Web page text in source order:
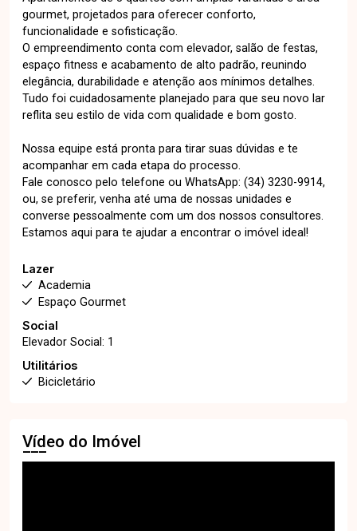
gourmet, projetados para oferecer conforto,
funcionalidade e sofisticação.
O empreendimento conta com elevador, salão de festas,
espaço fitness e acabamento de alto padrão, reunindo
elegância, durabilidade e atenção aos mínimos detalhes.
Tudo foi cuidadosamente planejado para que seu novo lar
reflita seu estilo de vida com qualidade e bom gosto.
Nossa equipe está pronta para tirar suas dúvidas e te
acompanhar em cada etapa do processo.
Fale conosco pelo telefone ou WhatsApp: (34) 3230-9914,
ou, se preferir, venha até uma de nossas unidades e
converse pessoalmente com um dos nossos consultores.
Estamos aqui para te ajudar a encontrar o imóvel ideal!
Lazer
Academia
Espaço Gourmet
Social
Elevador Social: 1
Utilitários
Bicicletário
Vídeo do Imóvel